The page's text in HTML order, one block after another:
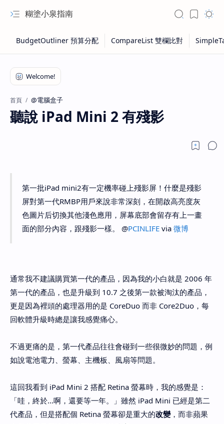
糊塗小泉指南
首頁 @電腦盒子
聽說 iPad Mini 2 有殘影
第一批iPad mini2有一定機率碰上殘影屏！什麼是殘影
屏對第一代RMBP用戶來說非常深刻，在開啟高亮度灰
色圖片后切換其他淺色應用，屏幕底部會留存有上一畫
面的部分內容，跟殘影一樣。 @PCINLIFE via 微博
通常我不建議購買第一代的產品，因為我的小白就是 2006 年
第一代的產品，也是升級到 10.7 之後第一款被淘汰的產品，
更是因為裡頭的處理器用的是 CoreDuo 而非 Core2Duo，每
回軟體升級時總是讓我感覺痛心。
不過更痛的是，第一代產品往往會碰到一些很微妙的問題，例
如說電池電力、螢幕、主機板、風扇等問題。
這回我看到 iPad Mini 2 搭配 Retina 螢幕時，我的感覺是：
「哇，終於…啊，還要等一年。」雖然 iPad Mini 已經是第二
代產品，但是搭配個 Retina 螢幕卻是重大的改變，而非蘋果